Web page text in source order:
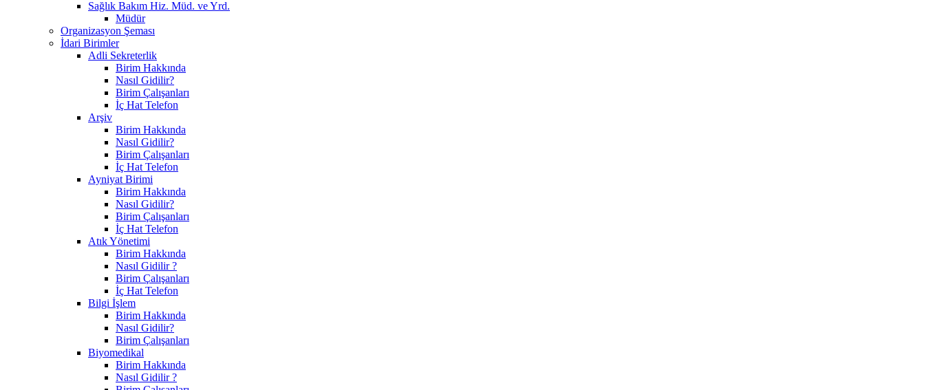
Sağlık Bakım Hiz. Müd. ve Yrd.
Müdür
Organizasyon Şeması
İdari Birimler
Adli Sekreterlik
Birim Hakkında
Nasıl Gidilir?
Birim Çalışanları
İç Hat Telefon
Arşiv
Birim Hakkında
Nasıl Gidilir?
Birim Çalışanları
İç Hat Telefon
Ayniyat Birimi
Birim Hakkında
Nasıl Gidilir?
Birim Çalışanları
İç Hat Telefon
Atık Yönetimi
Birim Hakkında
Nasıl Gidilir ?
Birim Çalışanları
İç Hat Telefon
Bilgi İşlem
Birim Hakkında
Nasıl Gidilir?
Birim Çalışanları
Biyomedikal
Birim Hakkında
Nasıl Gidilir ?